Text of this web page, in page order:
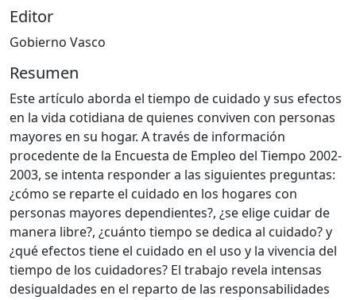
Editor
Gobierno Vasco
Resumen
Este artículo aborda el tiempo de cuidado y sus efectos
en la vida cotidiana de quienes conviven con personas
mayores en su hogar. A través de información
procedente de la Encuesta de Empleo del Tiempo 2002-
2003, se intenta responder a las siguientes preguntas:
¿cómo se reparte el cuidado en los hogares con
personas mayores dependientes?, ¿se elige cuidar de
manera libre?, ¿cuánto tiempo se dedica al cuidado? y
¿qué efectos tiene el cuidado en el uso y la vivencia del
tiempo de los cuidadores? El trabajo revela intensas
desigualdades en el reparto de las responsabilidades